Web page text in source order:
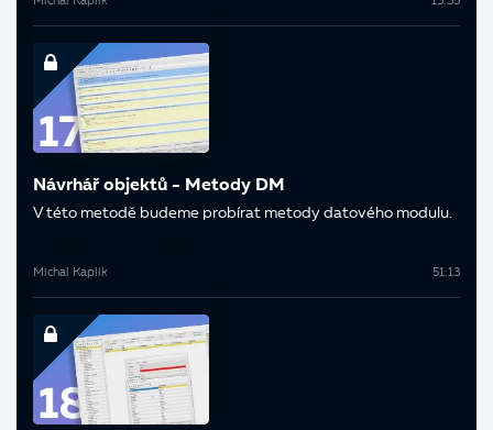
Návrhář objektů - Metody DM
V této metodě budeme probírat metody datového modulu.
Michal Kaplík 51:13